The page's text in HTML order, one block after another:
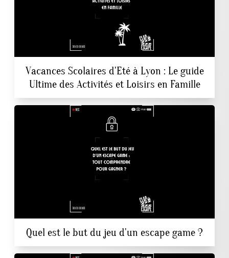
Vacances Scolaires d'Eté à Lyon : Le guide
Ultime des Activités et Loisirs en Famille
Quel est le but du jeu d'un escape game ?